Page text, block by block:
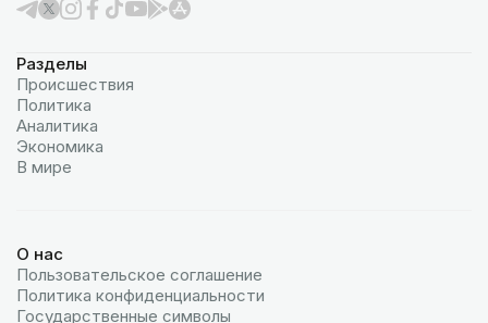
Разделы
Происшествия
Политика
Аналитика
Экономика
В мире
О нас
Пользовательское соглашение
Политика конфиденциальности
Государственные символы